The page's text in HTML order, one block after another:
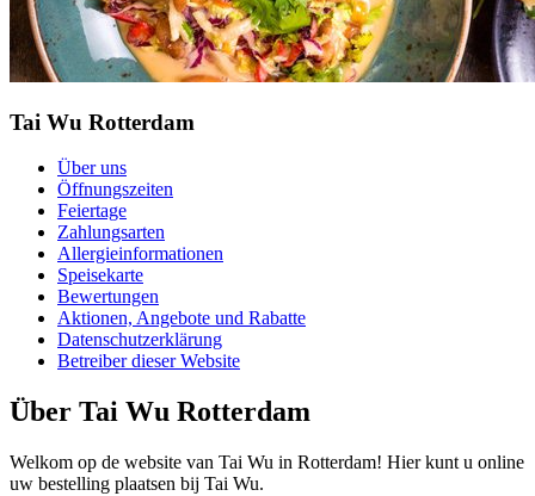
Tai Wu Rotterdam
Über uns
Öffnungszeiten
Feiertage
Zahlungsarten
Allergieinformationen
Speisekarte
Bewertungen
Aktionen, Angebote und Rabatte
Datenschutzerklärung
Betreiber dieser Website
Über Tai Wu Rotterdam
Welkom op de website van Tai Wu in Rotterdam! Hier kunt u online
uw bestelling plaatsen bij Tai Wu.